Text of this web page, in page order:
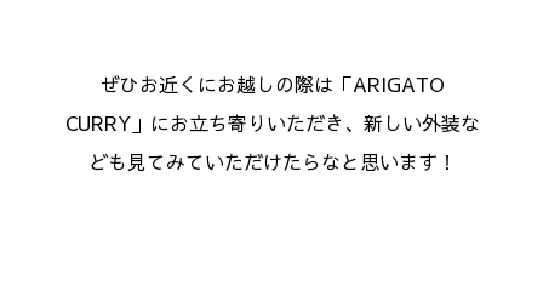
ぜひお近くにお越しの際は「ARIGATO
CURRY」にお立ち寄りいただき、新しい外装な
ども見てみていただけたらなと思います！